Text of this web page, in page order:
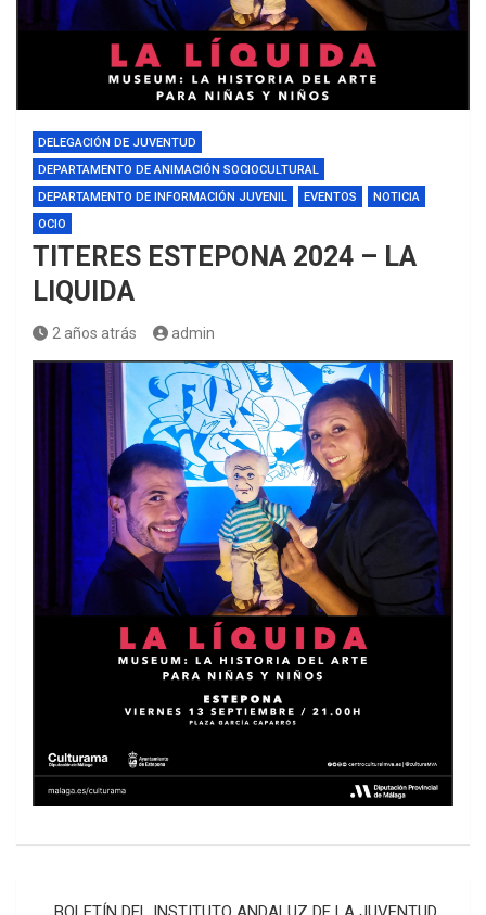
DELEGACIÓN DE JUVENTUD
DEPARTAMENTO DE ANIMACIÓN SOCIOCULTURAL
DEPARTAMENTO DE INFORMACIÓN JUVENIL
EVENTOS
NOTICIA
OCIO
TITERES ESTEPONA 2024 – LA
LIQUIDA
2 años atrás admin